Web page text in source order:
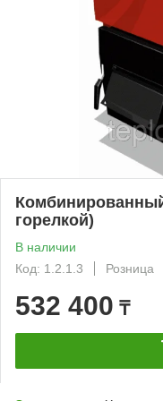
горелкой)
В наличии
Код: 1.2.1.3
Розница
532 400 ₸